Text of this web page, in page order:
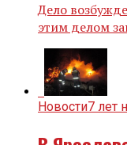
Дело
этим делом
Новости7 лет